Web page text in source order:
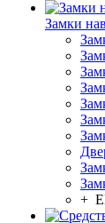
Замки
+